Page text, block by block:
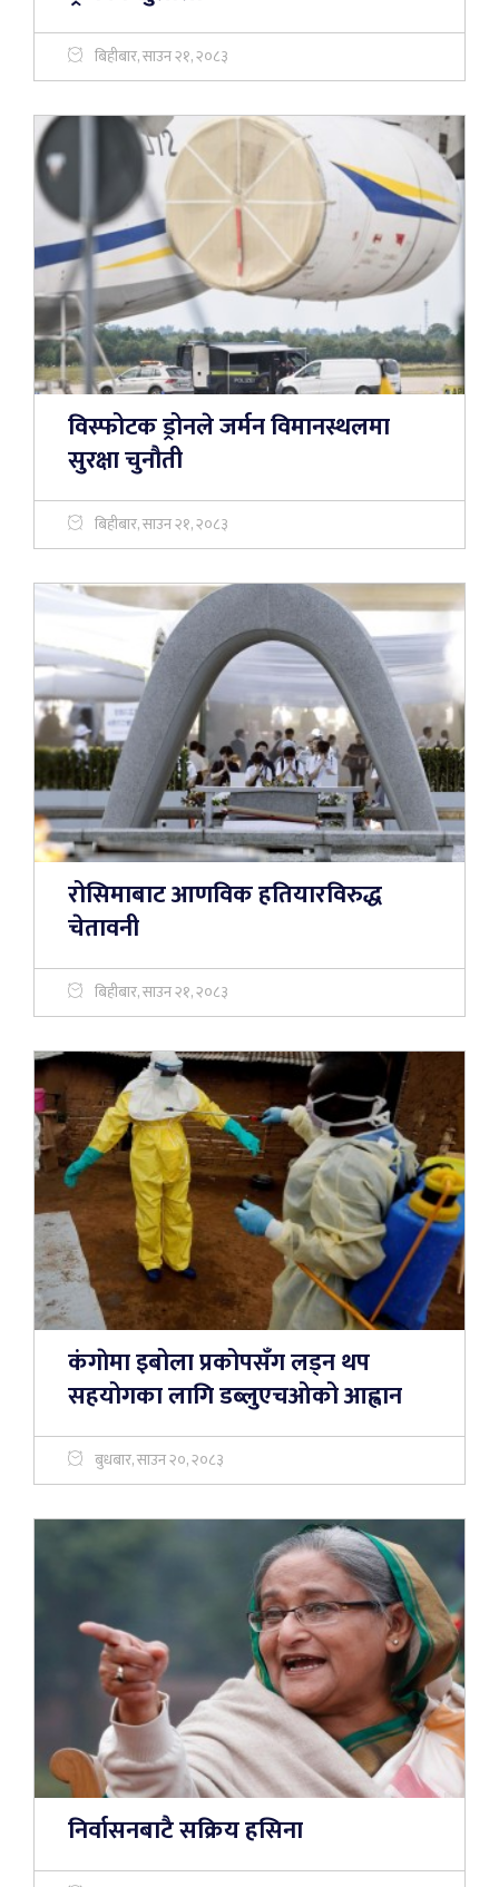
बिहीबार, साउन २१, २०८३
विस्फोटक ड्रोनले जर्मन विमानस्थलमा
सुरक्षा चुनौती
बिहीबार, साउन २१, २०८३
रोसिमाबाट आणविक हतियारविरुद्ध
चेतावनी
बिहीबार, साउन २१, २०८३
कंगाेमा इबोला प्रकोपसँग लड्न थप
सहयोगका लागि डब्लुएचओको आह्वान
बुधबार, साउन २०, २०८३
निर्वासनबाटै सक्रिय हसिना